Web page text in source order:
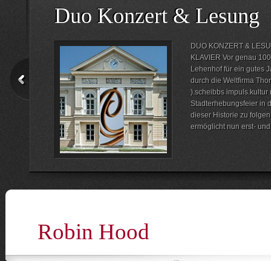
Duo Konzert & Lesung
DUO KONZERT &
KLAVIER Vor genau
Lehenhof für ein gutes
durch die Weltfirma
).scheibbs impuls.kultur
Stadterhebungsfeier in
dieser Historie zu
ermöglicht nun erst-
Robin Hood